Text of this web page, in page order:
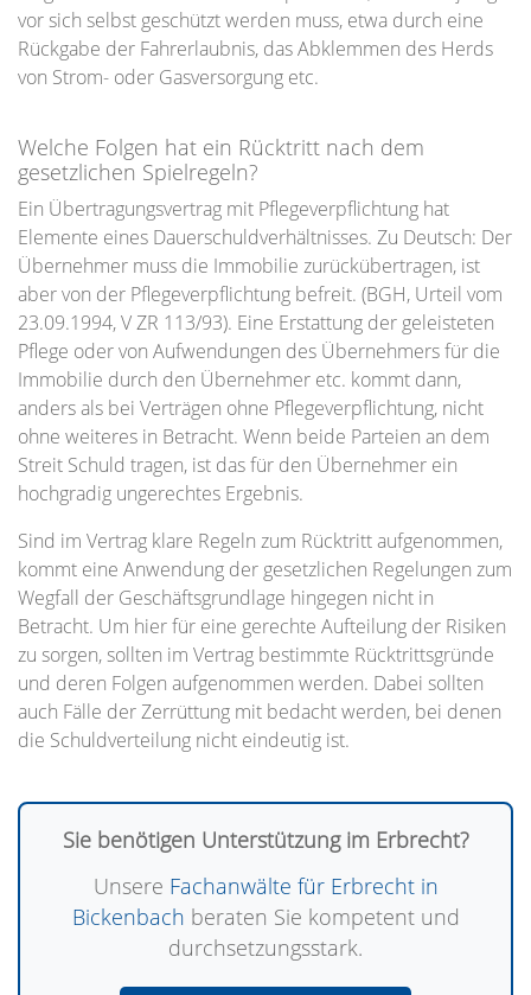
vor sich selbst geschützt werden muss, etwa durch eine
Rückgabe der Fahrerlaubnis, das Abklemmen des Herds
von Strom- oder Gasversorgung etc.
Welche Folgen hat ein Rücktritt nach dem
gesetzlichen Spielregeln?
Ein Übertragungsvertrag mit Pflegeverpflichtung hat
Elemente eines Dauerschuldverhältnisses. Zu Deutsch: Der
Übernehmer muss die Immobilie zurückübertragen, ist
aber von der Pflegeverpflichtung befreit. (BGH, Urteil vom
23.09.1994, V ZR 113/93). Eine Erstattung der geleisteten
Pflege oder von Aufwendungen des Übernehmers für die
Immobilie durch den Übernehmer etc. kommt dann,
anders als bei Verträgen ohne Pflegeverpflichtung, nicht
ohne weiteres in Betracht. Wenn beide Parteien an dem
Streit Schuld tragen, ist das für den Übernehmer ein
hochgradig ungerechtes Ergebnis.
Sind im Vertrag klare Regeln zum Rücktritt aufgenommen,
kommt eine Anwendung der gesetzlichen Regelungen zum
Wegfall der Geschäftsgrundlage hingegen nicht in
Betracht. Um hier für eine gerechte Aufteilung der Risiken
zu sorgen, sollten im Vertrag bestimmte Rücktrittsgründe
und deren Folgen aufgenommen werden. Dabei sollten
auch Fälle der Zerrüttung mit bedacht werden, bei denen
die Schuldverteilung nicht eindeutig ist.
Sie benötigen Unterstützung im Erbrecht?
Unsere Fachanwälte für Erbrecht in
Bickenbach beraten Sie kompetent und
durchsetzungsstark.